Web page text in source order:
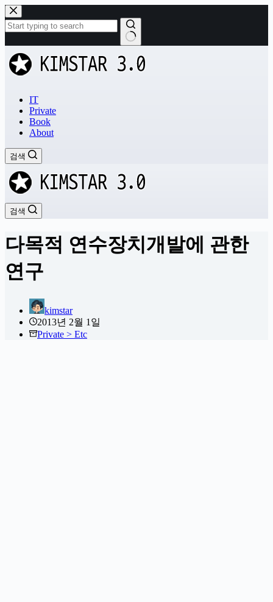
본
문
으
로
건
너
과
없
IT
Private
Book
About
검색
검색
다목적 연수장치개발에 관한
연구
kimstar
2013년 2월 1일
Private > Etc